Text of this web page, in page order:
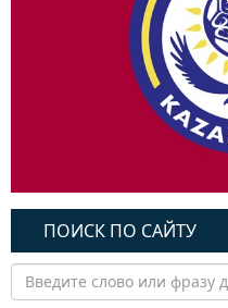
ПОИСК ПО САЙТУ